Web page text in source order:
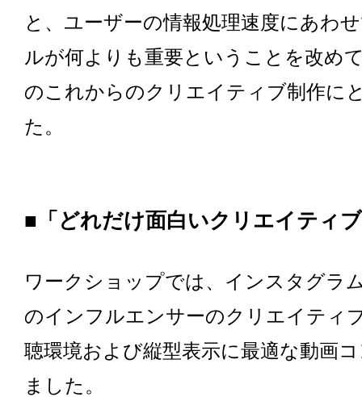
と、ユーザーの情報処理速度にあわ
ルが何よりも重要ということを改め
のこれからのクリエイティブ制作に
た。
■「どれだけ面白いクリエイティ
ワークショップでは、インスタグラ
のインフルエンサーのクリエイティ
聴環境および縦型表示に最適な動画
ました。